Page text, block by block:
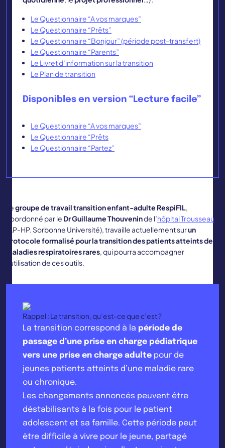
Le Questionnaire “A vos marques”
Le Questionnaire “Prêts”
Le Questionnaire “Bonjour” (période post-transfert)
Le Questionnaire “Parents”
Le Livret d’information sur la transition
Le Plan de transition
Disponibles en version “Lecture facile”
Le Questionnaire “A vos marques”
Le Questionnaire “Prêts
Le Questionnaire “Partez”
Legroupe de travail transition enfant-adulte RespiFIL,
coordonné par le Dr Guillaume Thouveninde l’hôpital Trousseau
(AP-HP. Sorbonne Université), travaille actuellement surun
protocole formalisé pour la transition des patients atteints de
maladies respiratoires rares, qui pourra accompagner
l’utilisation de ces outils.
Rappel : La transition, qu’est-ce que c’est ?
La transition correspond à la période de
passage d’une prise en charge pédiatrique
vers une prise en charge adulte pour de
jeunes patients atteints d’une maladie rare
ou chronique.
Les changements annoncés peuvent être
déstabilisants à la fois pour le patient
adolescent et sa famille. Cette période peut
être difficile à vivre pour le jeune, partagé